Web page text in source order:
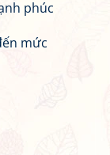
phúc
mức